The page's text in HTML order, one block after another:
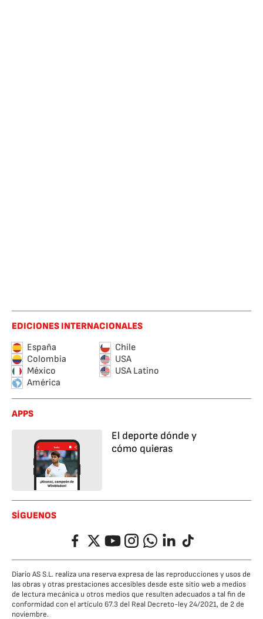
EDICIONES INTERNACIONALES
España
Chile
Colombia
USA
México
USA Latino
América
APPS
El deporte dónde y
cómo quieras
SÍGUENOS
FacebookTwitterYouTubeInstagramWhatsappLinkedIn
TikTok
Diario AS S.L. realiza una reserva expresa de las reproducciones y usos de
las obras y otras prestaciones accesibles desde este sitio web a medios
de lectura mecánica u otros medios que resulten adecuados a tal fin de
conformidad con el artículo 67.3 del Real Decreto-ley 24/2021, de 2 de
noviembre.